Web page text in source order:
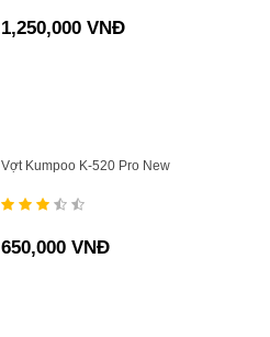
1,250,000 VNĐ
Vợt Kumpoo K-520 Pro New
650,000 VNĐ